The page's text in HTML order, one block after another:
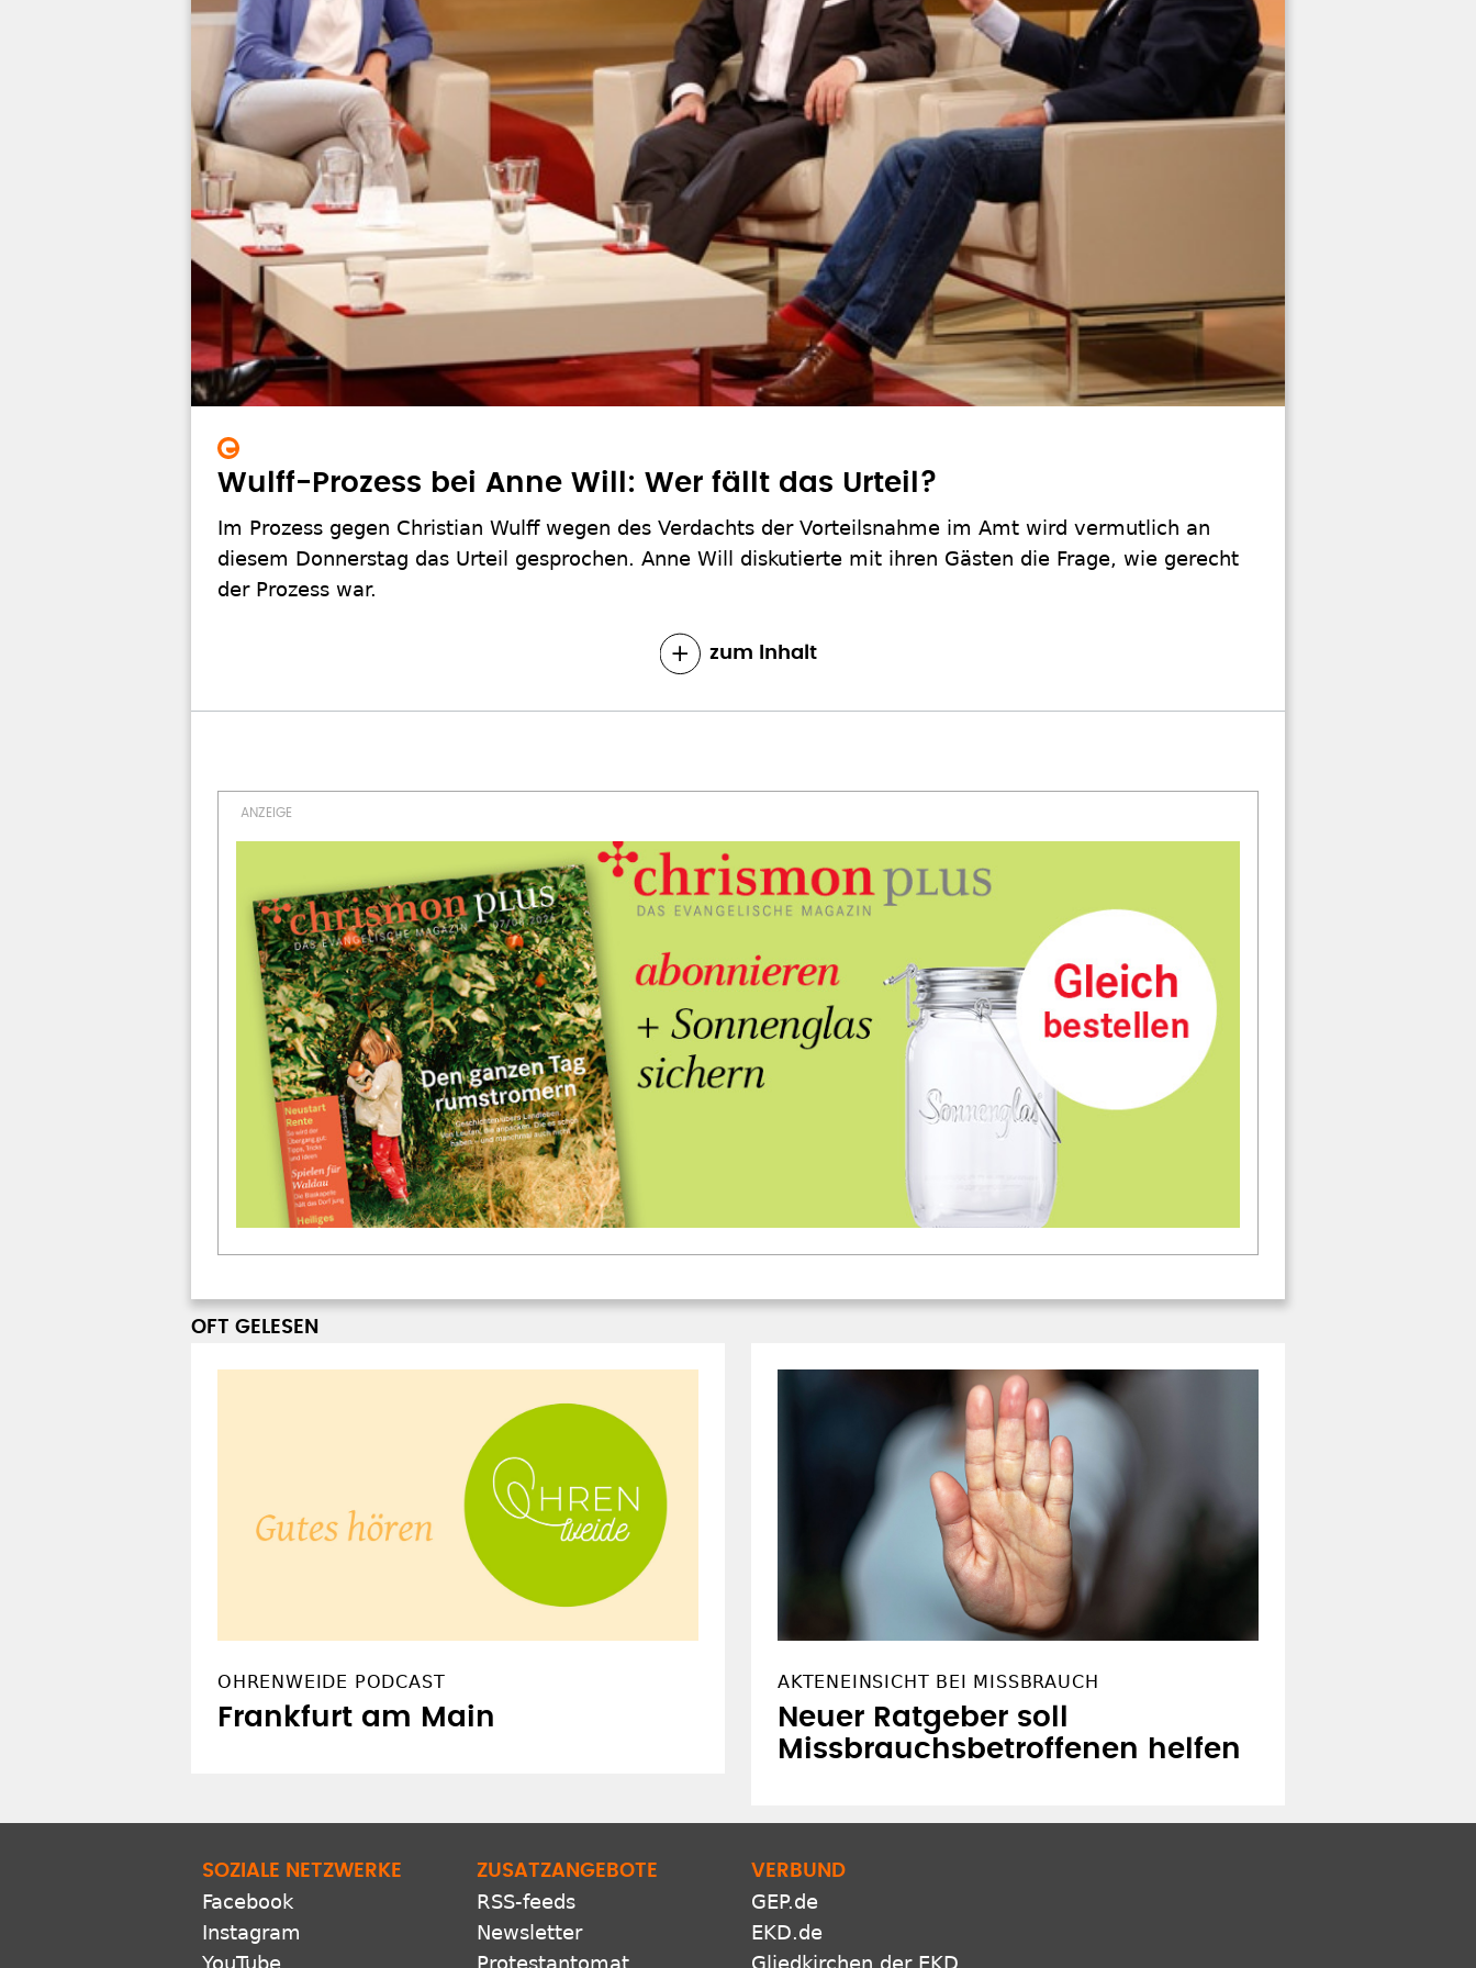
Wulff-Prozess bei Anne Will: Wer fällt das Urteil?
Im Prozess gegen Christian Wulff wegen des Verdachts der Vorteilsnahme im Amt wird vermutlich an
diesem Donnerstag das Urteil gesprochen. Anne Will diskutierte mit ihren Gästen die Frage, wie gerecht
der Prozess war.
zum Inhalt
OFT GELESEN
OHRENWEIDE PODCAST
Frankfurt am Main
AKTENEINSICHT BEI MISSBRAUCH
Neuer Ratgeber soll
Missbrauchsbetroffenen helfen
SOZIALE NETZWERKE
Facebook
Instagram
YouTube
ZUSATZANGEBOTE
RSS-feeds
Newsletter
Protestantomat
VERBUND
GEP.de
EKD.de
Gliedkirchen der EKD